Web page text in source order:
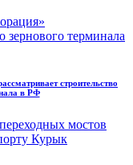
строительство
в РФ